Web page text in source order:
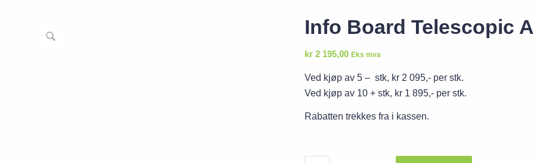
Info Board Telescopic
kr2 195,00 Eks mva
Ved kjøp av 5 – stk, kr 2 095,- per stk.
Ved kjøp av 10 + stk, kr 1 895,- per stk.
Rabatten trekkes fra i kassen.